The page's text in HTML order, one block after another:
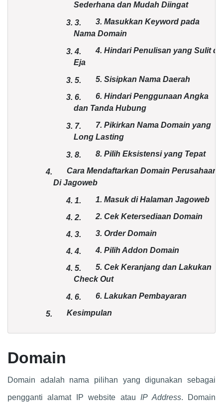
Sederhana dan Mudah Diingat
3. 3.
3. Masukkan Keyword pada
Nama Domain
3.4.
4. Hindari Penulisan yang Sulit di
Eja
3. 5. 5. Sisipkan Nama Daerah
3. 6.
6. Hindari Penggunaan Angka
dan Tanda Hubung
3. 7.
7. Pikirkan Nama Domain yang
Long Lasting
3. 8. 8. Pilih Eksistensi yang Tepat
4.
Cara Mendaftarkan Domain Perusahaan
Di Jagoweb
4. 1. 1. Masuk di Halaman Jagoweb
4. 2. 2. Cek Ketersediaan Domain
4. 3. 3. Order Domain
4.4. 4. Pilih Addon Domain
4. 5.
5. Cek Keranjang dan Lakukan
Check Out
4. 6. 6. Lakukan Pembayaran
5. Kesimpulan
Domain
Domain adalah nama pilihan yang digunakan sebagai
pengganti alamat IP website atau IP Address. Domain